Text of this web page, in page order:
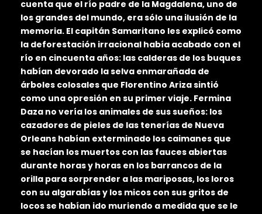
cuenta que el río padre de la Magdalena, uno de
los grandes del mundo, era sólo una ilusión de la
memoria. El capitán Samaritano les explicó como
la deforestación irracional había acabado con el
río en cincuenta años: las calderas de los buques
habían devorado la selva enmarañada de
árboles colosales que Florentino Ariza sintió
como una opresión en su primer viaje. Fermina
Daza no vería los animales de sus sueños: los
cazadores de pieles de las tenerías de Nueva
Orleans habían exterminado los caimanes que
se hacían los muertos con las fauces abiertas
durante horas y horas en los barrancos de la
orilla para sorprender a las mariposas, los loros
con su algarabías y los micos con sus gritos de
locos se habían ido muriendo a medida que se le